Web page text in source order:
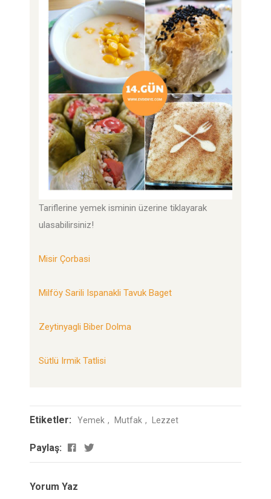
Tariflerine yemek isminin üzerine tiklayarak
ulasabilirsiniz!
Misir Çorbasi
Milföy Sarili Ispanakli Tavuk Baget
Zeytinyagli Biber Dolma
Sütlü Irmik Tatlisi
Etiketler: Yemek Mutfak Lezzet
Paylaş:
Yorum Yaz